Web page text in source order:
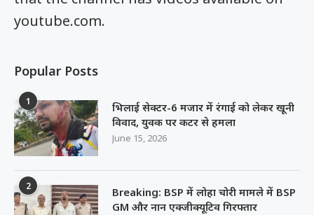
youtube.com.
Popular Posts
1
भिलाई सेक्टर-6 मजार में रंगाई को लेकर खूनी
विवाद, युवक पर कटर से हमला
June 15, 2026
2
Breaking: BSP में लोहा चोरी मामले में BSP
GM और नान एक्जीक्यूटिव गिरफ्तार